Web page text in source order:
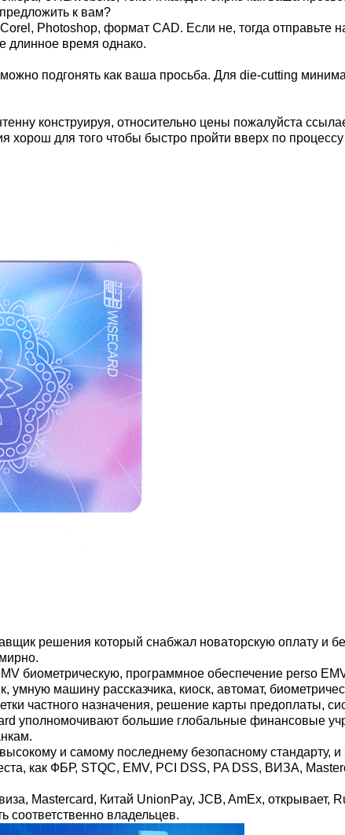
к вам?
Photoshop, формат CAD. Если не, тогда отправьте
длинное время однако.
подгонять как ваша просьба. Для die-cutting
конструируя, относительно цены пожалуйста
хорош для того чтобы быстро пройти вверх по процессу
решения который снабжал новаторскую оплату и
биометрическую, программное обеспечение perso
машину рассказчика, киоск, автомат,
частного назначения, решение карты предоплаты,
уполномочивают большие глобальные финансовые
и самому последнему безопасному
как ФБР, STQC, EMV, PCI DSS, PA DSS, ВИЗА,
Mastercard, Китай UnionPay, JCB, AmEx, открывает,
соответственно владельцев.